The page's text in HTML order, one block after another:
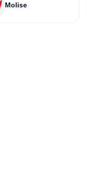
Molise